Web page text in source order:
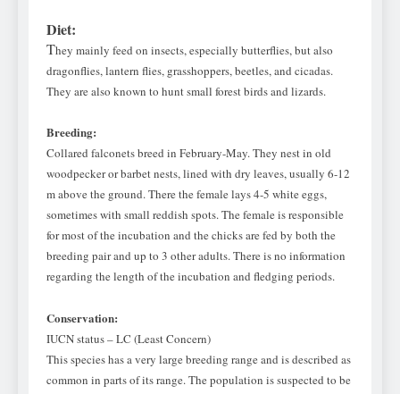
Diet:
They mainly feed on insects, especially butterflies, but also
dragonflies, lantern flies, grasshoppers, beetles, and cicadas.
They are also known to hunt small forest birds and lizards.
Breeding:
Collared falconetsbreed in February-May. They nest in old
woodpecker or barbet nests, lined with dry leaves, usually 6-12
m above the ground. There the female lays 4-5 white eggs,
sometimes with small reddish spots. The female is responsible
for most of the incubation and the chicks are fed by both the
breeding pair and up to 3 other adults. There is no information
regarding the length of the incubation and fledging periods.
Conservation:
IUCN status– LC (Least Concern)
This species has a very large breeding range and is described as
common in parts of its range.The population is suspected to be